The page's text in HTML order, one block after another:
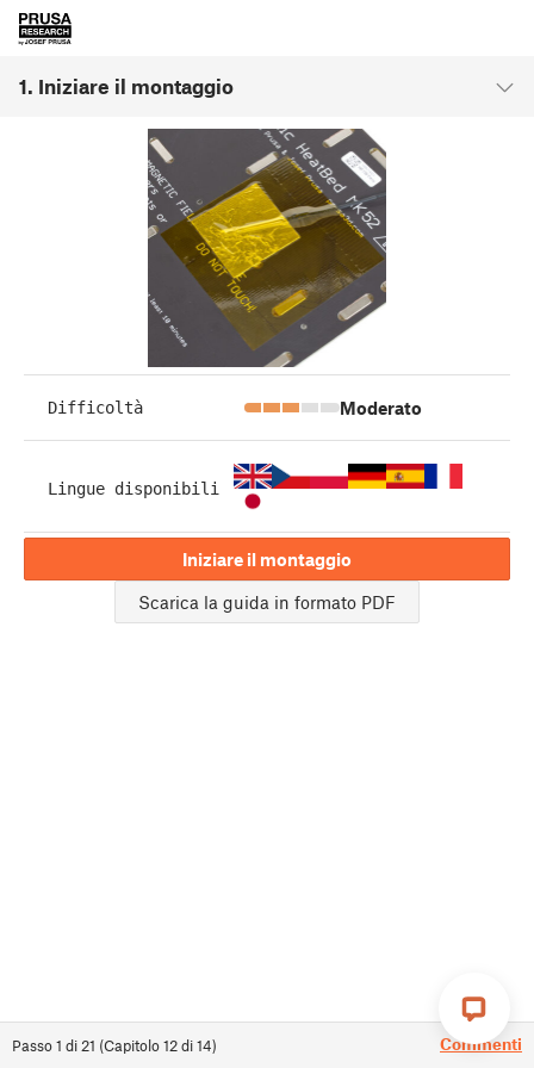
1. Iniziare il montaggio
Passo1 di 21 (Capitolo12di14) Commenti
Difficoltà Moderato
Lingue disponibili
Iniziare il montaggio
Scarica la guida in formato PDF